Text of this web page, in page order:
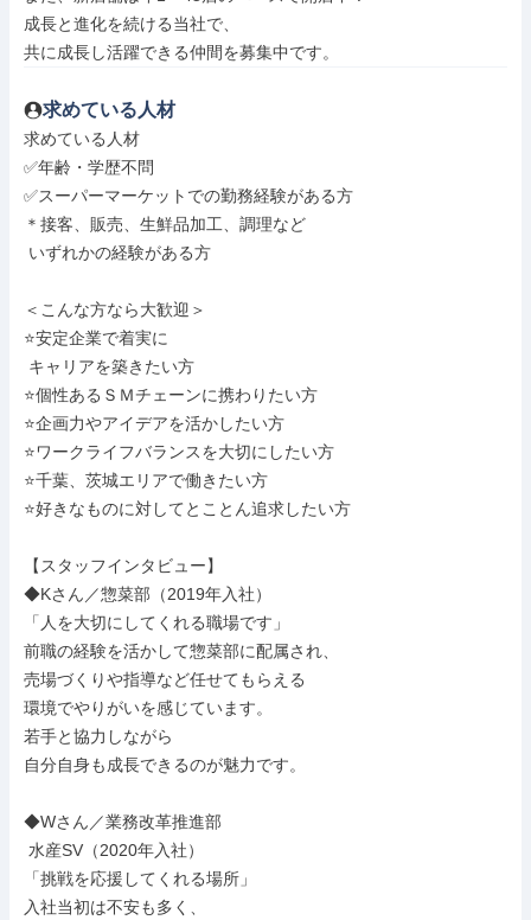
成長と進化を続ける当社で、
共に成長し活躍できる仲間を募集中です。
求めている人材
求めている人材
✅年齢・学歴不問
✅スーパーマーケットでの勤務経験がある方
＊接客、販売、生鮮品加工、調理など
＜こんな方なら大歓迎＞
⭐安定企業で着実に
⭐個性あるＳＭチェーンに携わりたい方
⭐企画力やアイデアを活かしたい方
⭐ワークライフバランスを大切にしたい方
⭐千葉、茨城エリアで働きたい方
⭐好きなものに対してとことん追求したい方
【スタッフインタビュー】
◆Kさん／惣菜部（2019年入社）
「人を大切にしてくれる職場です」
前職の経験を活かして惣菜部に配属され、
売場づくりや指導など任せてもらえる
環境でやりがいを感じています。
若手と協力しながら
自分自身も成長できるのが魅力です。
◆Wさん／業務改革推進部
「挑戦を応援してくれる場所」
入社当初は不安も多く、